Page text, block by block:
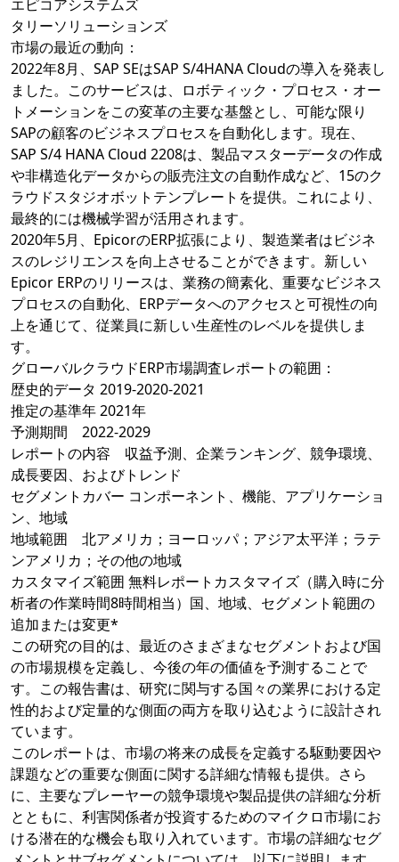
エピコアシステムズ
タリーソリューションズ
市場の最近の動向：
2022年8月、SAP SEはSAP S/4HANA Cloudの導入を発表し
ました。このサービスは、ロボティック・プロセス・オー
トメーションをこの変革の主要な基盤とし、可能な限り
SAPの顧客のビジネスプロセスを自動化します。現在、
SAP S/4 HANA Cloud 2208は、製品マスターデータの作成
や非構造化データからの販売注文の自動作成など、15のク
ラウドスタジオボットテンプレートを提供。これにより、
最終的には機械学習が活用されます。
2020年5月、EpicorのERP拡張により、製造業者はビジネ
スのレジリエンスを向上させることができます。新しい
Epicor ERPのリリースは、業務の簡素化、重要なビジネス
プロセスの自動化、ERPデータへのアクセスと可視性の向
上を通じて、従業員に新しい生産性のレベルを提供しま
す。
グローバルクラウドERP市場調査レポートの範囲：
歴史的データ 2019-2020-2021
推定の基準年 2021年
予測期間 2022-2029
レポートの内容 収益予測、企業ランキング、競争環境、
成長要因、およびトレンド
セグメントカバー コンポーネント、機能、アプリケーショ
ン、地域
地域範囲 北アメリカ；ヨーロッパ；アジア太平洋；ラテ
ンアメリカ；その他の地域
カスタマイズ範囲 無料レポートカスタマイズ（購入時に分
析者の作業時間8時間相当）国、地域、セグメント範囲の
追加または変更*
この研究の目的は、最近のさまざまなセグメントおよび国
の市場規模を定義し、今後の年の価値を予測することで
す。この報告書は、研究に関与する国々の業界における定
性的および定量的な側面の両方を取り込むように設計され
ています。
このレポートは、市場の将来の成長を定義する駆動要因や
課題などの重要な側面に関する詳細な情報も提供。さら
に、主要なプレーヤーの競争環境や製品提供の詳細な分析
とともに、利害関係者が投資するためのマイクロ市場にお
ける潜在的な機会も取り入れています。市場の詳細なセグ